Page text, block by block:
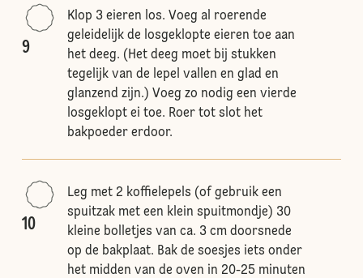
9
Klop 3 eieren los. Voeg al roerende
geleidelijk de losgeklopte eieren toe aan
het deeg. (Het deeg moet bij stukken
tegelijk van de lepel vallen en glad en
glanzend zijn.) Voeg zo nodig een vierde
losgeklopt ei toe. Roer tot slot het
bakpoeder erdoor.
10
Leg met 2 koffielepels (of gebruik een
spuitzak met een klein spuitmondje) 30
kleine bolletjes van ca. 3 cm doorsnede
op de bakplaat. Bak de soesjes iets onder
het midden van de oven in 20-25 minuten